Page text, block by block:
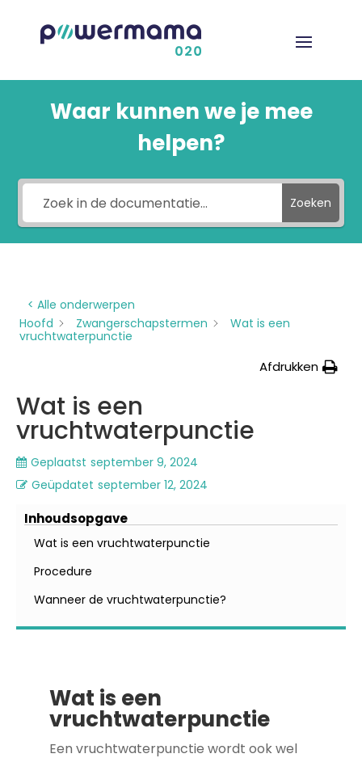
Waar kunnen we je mee
helpen?
Zoeken
< Alle onderwerpen
Hoofd
Zwangerschapstermen
Wat is een
vruchtwaterpunctie
Afdrukken
Wat is een
vruchtwaterpunctie
Geplaatst september 9, 2024
Geüpdatet september 12, 2024
Inhoudsopgave
Wat is een vruchtwaterpunctie
Procedure
Wanneer de vruchtwaterpunctie?
Wat is een
vruchtwaterpunctie
Een vruchtwaterpunctie wordt ook wel